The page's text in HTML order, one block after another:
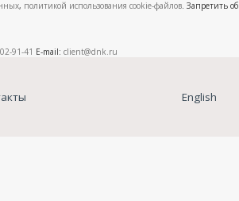
, политикой использования cookie-файлов. Запретить
91-41 E-mail: client@dnk.ru
English